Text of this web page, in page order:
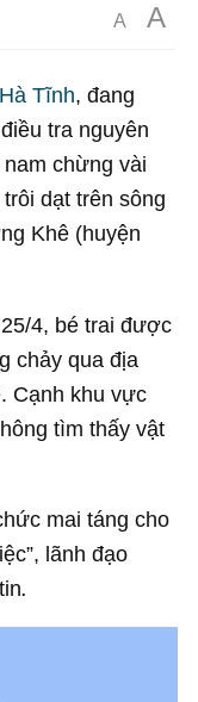
A A
Hà Tĩnh, đang
tra nguyên
chừng vài
dạt trên sông
Khê (huyện
4, bé trai được
chảy qua địa
Cạnh khu vực
tìm thấy vật
mai táng cho
lãnh đạo
.